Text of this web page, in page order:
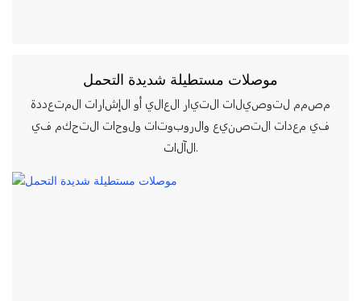
موصلات مستطيلة شديدة التحمل
مصمم لتوصيلات التيار العالي أو الإشارات المتعددة
في معدات التصنيع والروبوتات ولوحات التحكم في
الآلات.